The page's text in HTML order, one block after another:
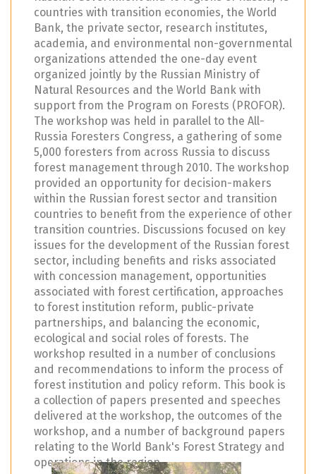
countries with transition economies, the World
Bank, the private sector, research institutes,
academia, and environmental non-governmental
organizations attended the one-day event
organized jointly by the Russian Ministry of
Natural Resources and the World Bank with
support from the Program on Forests (PROFOR).
The workshop was held in parallel to the All-
Russia Foresters Congress, a gathering of some
5,000 foresters from across Russia to discuss
forest management through 2010. The workshop
provided an opportunity for decision-makers
within the Russian forest sector and transition
countries to benefit from the experience of other
transition countries. Discussions focused on key
issues for the development of the Russian forest
sector, including benefits and risks associated
with concession management, opportunities
associated with forest certification, approaches
to forest institution reform, public-private
partnerships, and balancing the economic,
ecological and social roles of forests. The
workshop resulted in a number of conclusions
and recommendations to inform the process of
forest institution and policy reform. This book is
a collection of papers presented and speeches
delivered at the workshop, the outcomes of the
workshop, and a number of background papers
relating to the World Bank's Forest Strategy and
operations in the region.